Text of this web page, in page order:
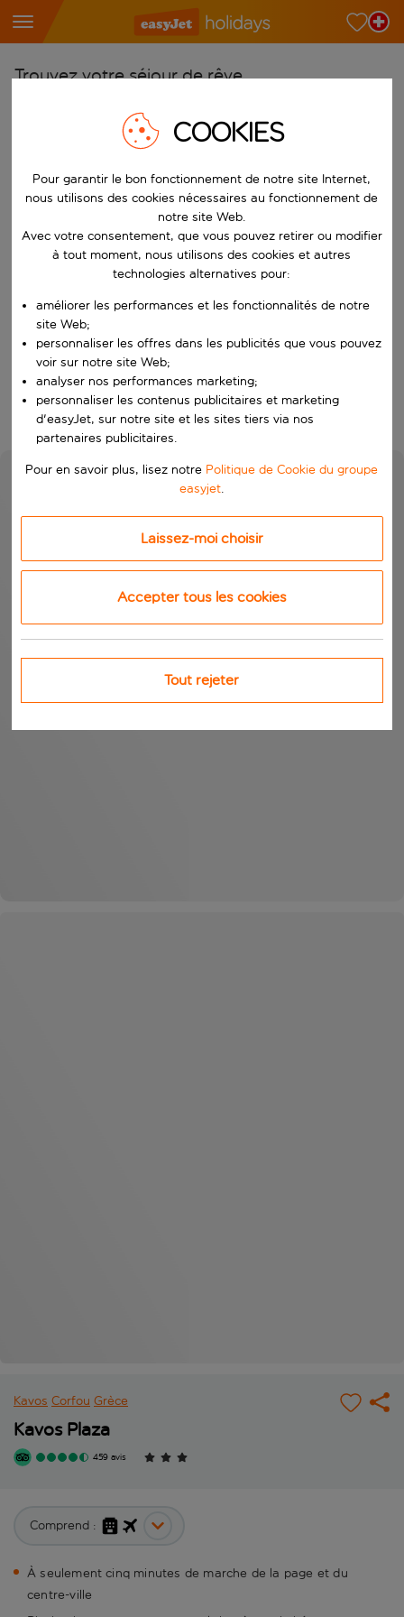
Trouvez votre séjour de rêve
Commencez à taper pour la saisie automatique. Lorsque les
Choisissez votre aéroport
Commencez à taper pour la saisie automatique. Lorsque les
Choisissez votre destination
Vers
Choisissez vos dates
Quand
Qui
Rechercher
Kavos Corfou Grèce
Kavos Plaza
459 avis
Comprend :
À seulement cinq minutes de marche de la page et du
centre-ville
COOKIES
Pour garantir le bon fonctionnement de notre site Internet,
nous utilisons des cookies nécessaires au fonctionnement de
notre site Web.
Avec votre consentement, que vous pouvez retirer ou modifier
à tout moment, nous utilisons des cookies et autres
technologies alternatives pour:
améliorer les performances et les fonctionnalités de notre
site Web;
personnaliser les offres dans les publicités que vous pouvez
voir sur notre site Web;
analyser nos performances marketing;
personnaliser les contenus publicitaires et marketing
d'easyJet, sur notre site et les sites tiers via nos
partenaires publicitaires.
Pour en savoir plus, lisez notre Politique de Cookie du groupe
easyjet.
Laissez-moi choisir
Accepter tous les cookies
Tout rejeter